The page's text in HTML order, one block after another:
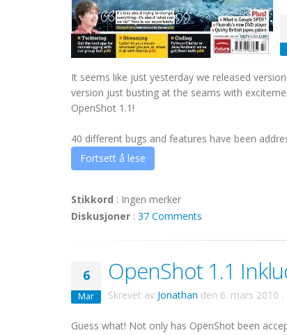
It seems like just yesterday we released
version just busting at the seams with
OpenShot 1.1!
40 different bugs and features have been
Fortsett å lese
Stikkord : Ingen merker
Diskusjoner : 37 Comments
6
Mar
OpenShot 1.1
Skrevet av Jonathan den 6. mars 2010 .
Guess what! Not only has OpenShot been